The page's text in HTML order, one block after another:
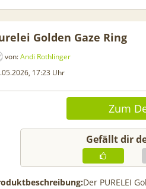
Golden Gaze Ring
von:Andi Rothlinger
17:23 Uhr
Zum
Gefällt dir
Der PURELEI